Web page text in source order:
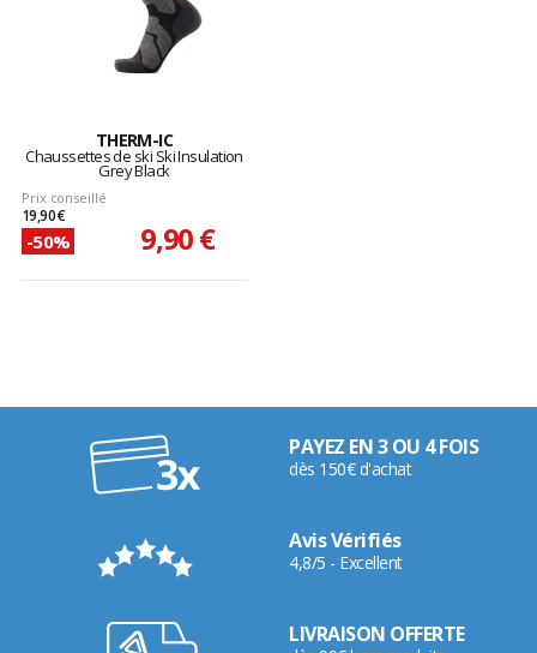
THERM-IC
Chaussettes de ski Ski Insulation
Grey Black
Prix conseillé
19,90 €
-50% 9,90 €
PAYEZ EN 3 OU 4 FOIS
dès 150€ d'achat
Avis Vérifiés
4,8/5 - Excellent
LIVRAISON OFFERTE